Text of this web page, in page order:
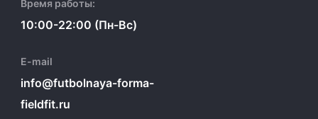
Время работы:
10:00-22:00 (Пн-Вс)
E-mail
info@futbolnaya-forma-
fieldfit.ru